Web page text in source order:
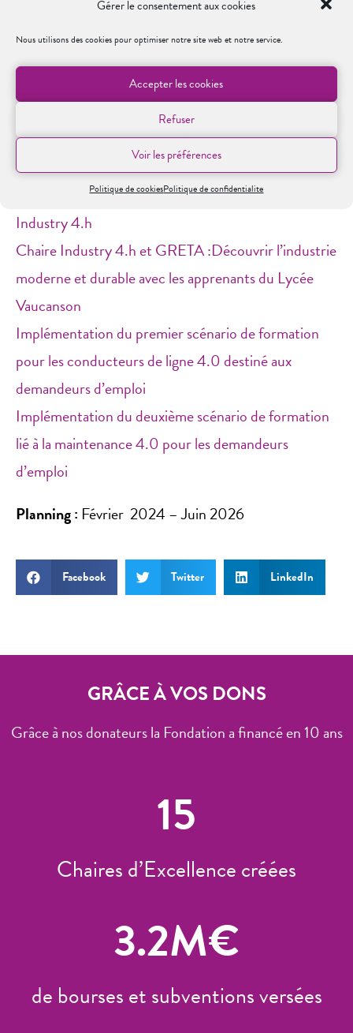
Gérer le consentement aux cookies
Nous utilisons des cookies pour optimiser notre site web et notre service.
Accepter les cookies
Refuser
Voir les préférences
Politique de cookiesPolitique de confidentialite
Plus de 100 apprenants on été formés et
sensibilisés à l’industrie 5.0
Plus de 30 formateurs et formatrices ont été
formés aux approches innovantes de formation
Publications associées au projet :
Cnam des Alpes – Une immersion au cœur de
l’Industrie 4.0 grâce au serious game de la Chaire
Industry 4.h
Chaire Industry 4.h et GRETA :Découvrir l’industrie
moderne et durable avec les apprenants du Lycée
Vaucanson
Implémentation du premier scénario de formation
pour les conducteurs de ligne 4.0 destiné aux
demandeurs d’emploi
Implémentation du deuxième scénario de formation
lié à la maintenance 4.0 pour les demandeurs
d’emploi
Planning : Février 2024 – Juin 2026
Facebook Twitter LinkedIn
GRÂCE À VOS DONS
Grâce à nos donateurs la Fondation a financé en 10 ans
15
Chaires d’Excellence créées
3.2M€
de bourses et subventions versées